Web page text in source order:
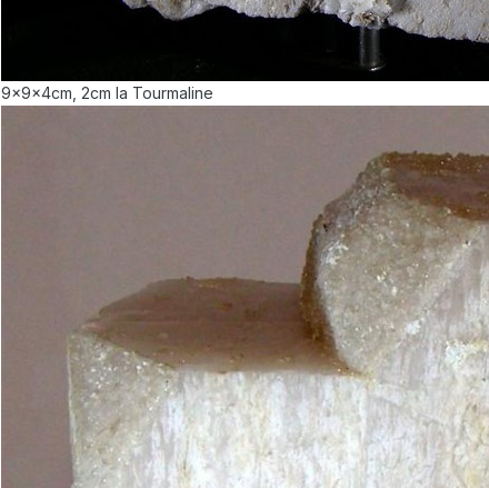
9x9x4cm, 2cm la Tourmaline